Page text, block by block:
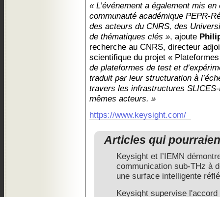
« L’événement a également mis
communauté académique PEPR-
des acteurs du CNRS, des
de thématiques clés », ajoute
recherche au CNRS, directeur
scientifique du projet «
de plateformes de test et
traduit par leur structuration à
travers les infrastructures
mêmes acteurs. »
https://www.keysight.com/
Articles qui
Keysight et l’IEMN
communication sub-THz à
une surface intelligente
Keysight supervise